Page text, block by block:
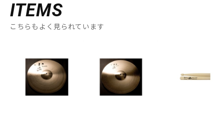
ITEMS
こちらもよく見られています